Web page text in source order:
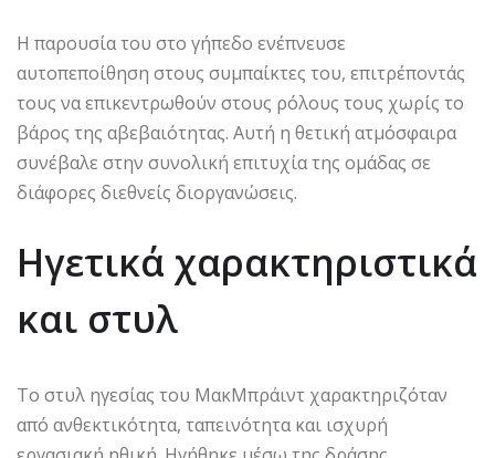
Η παρουσία του στο γήπεδο ενέπνευσε
αυτοπεποίθηση στους συμπαίκτες του, επιτρέποντάς
τους να επικεντρωθούν στους ρόλους τους χωρίς το
βάρος της αβεβαιότητας. Αυτή η θετική ατμόσφαιρα
συνέβαλε στην συνολική επιτυχία της ομάδας σε
διάφορες διεθνείς διοργανώσεις.
Ηγετικά χαρακτηριστικά
και στυλ
Το στυλ ηγεσίας του ΜακΜπράιντ χαρακτηριζόταν
από ανθεκτικότητα, ταπεινότητα και ισχυρή